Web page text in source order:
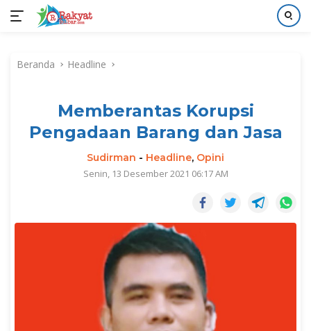
kontenBeranda Headline
Memberantas Korupsi
Pengadaan Barang dan Jasa
Sudirman - Headline, Opini
Senin, 13 Desember 2021 06:17 AM